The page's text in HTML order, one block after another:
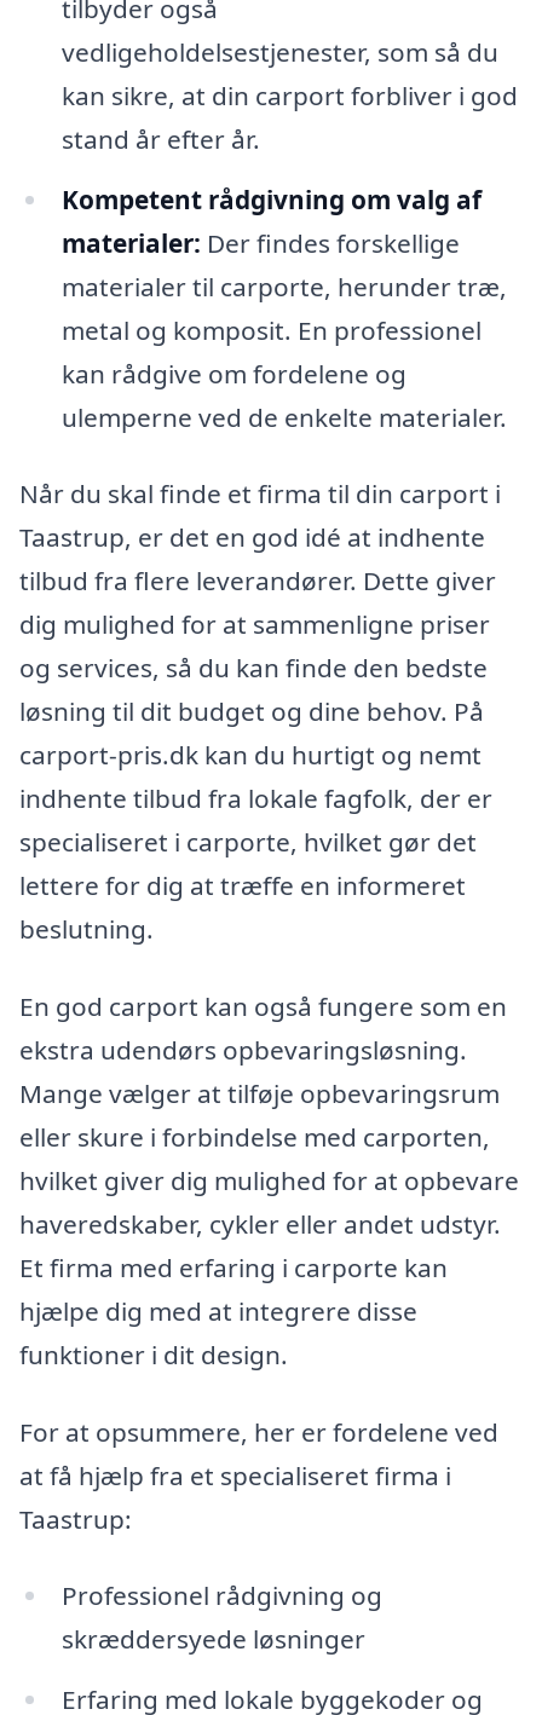
tilbyder også
vedligeholdelsestjenester, som så du
kan sikre, at din carport forbliver i god
stand år efter år.
Kompetent rådgivning om valg af
materialer: Der findes forskellige
materialer til carporte, herunder træ,
metal og komposit. En professionel
kan rådgive om fordelene og
ulemperne ved de enkelte materialer.
Når du skal finde et firma til din carport i
Taastrup, er det en god idé at indhente
tilbud fra flere leverandører. Dette giver
dig mulighed for at sammenligne priser
og services, så du kan finde den bedste
løsning til dit budget og dine behov. På
carport-pris.dk kan du hurtigt og nemt
indhente tilbud fra lokale fagfolk, der er
specialiseret i carporte, hvilket gør det
lettere for dig at træffe en informeret
beslutning.
En god carport kan også fungere som en
ekstra udendørs opbevaringsløsning.
Mange vælger at tilføje opbevaringsrum
eller skure i forbindelse med carporten,
hvilket giver dig mulighed for at opbevare
haveredskaber, cykler eller andet udstyr.
Et firma med erfaring i carporte kan
hjælpe dig med at integrere disse
funktioner i dit design.
For at opsummere, her er fordelene ved
at få hjælp fra et specialiseret firma i
Taastrup:
Professionel rådgivning og
skræddersyede løsninger
Erfaring med lokale byggekoder og